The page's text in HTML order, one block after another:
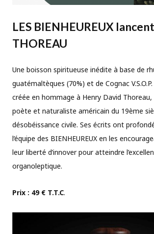
LES BIENHEUREUX lancent
THOREAU
Une boisson spiritueuse inédite à base de
guatémaltèques (70%) et de Cognac
créée en hommage à Henry David
poète et naturaliste américain du 19ème
désobéissance civile. Ses écrits ont
l’équipe des BIENHEUREUX en les
leur liberté d’innover pour atteindre
organoleptique.
Prix : 49 € T.T.C.